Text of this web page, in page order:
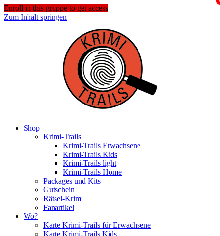
Enroll in this gruppe to get access
Zum Inhalt springen
Shop
Krimi-Trails
Krimi-Trails Erwachsene
Krimi-Trails Kids
Krimi-Trails light
Krimi-Trails Home
Packages und Kits
Gutschein
Rätsel-Krimi
Fanartikel
Wo?
Karte Krimi-Trails für Erwachsene
Karte Krimi-Trails Kids